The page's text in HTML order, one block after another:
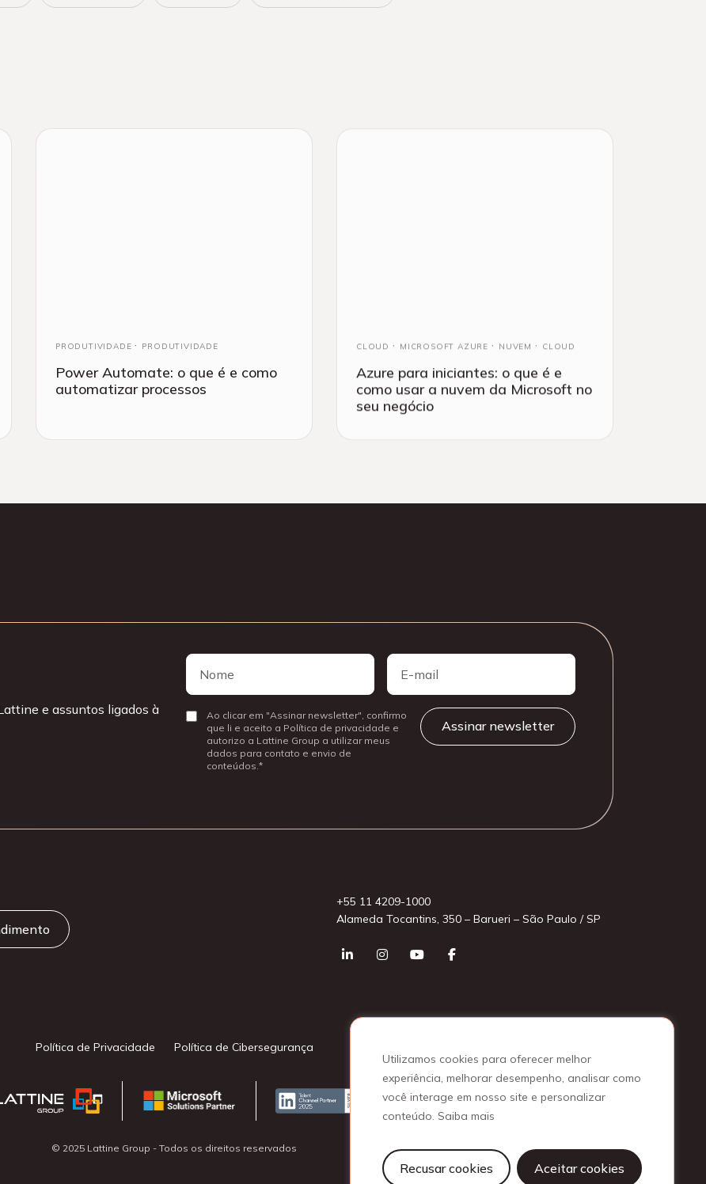
Utilizamos cookies para oferecer melhor
experiência, melhorar desempenho, analisar como
você interage em nosso site e personalizar
conteúdo. Saiba mais
Recusar cookies Aceitar cookies
PRODUTIVIDADE PRODUTIVIDADE
Power Automate: o que é e como
automatizar processos
CLOUD MICROSOFT AZURE NUVEM CLOUD
Azure para iniciantes: o que é e
como usar a nuvem da Microsoft no
seu negócio
e assuntos ligados à
Nome
E-
mail
ConsentirAo clicar em "Assinar newsletter", confirmo
que li e aceito a Política de privacidade e
autorizo a Lattine Group a utilizar meus
dados para contato e envio de
conteúdos.
+55 11 4209-1000
Alameda Tocantins, 350 – Barueri – São Paulo / SP
Política de Privacidade Política de Cibersegurança
© 2025 Lattine Group - Todos os direitos reservados